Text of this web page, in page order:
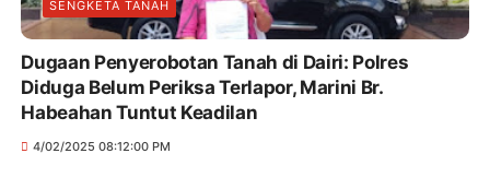
SENGKETA TANAH
Dugaan Penyerobotan Tanah di Dairi: Polres
Diduga Belum Periksa Terlapor, Marini Br.
Habeahan Tuntut Keadilan
4/02/2025 08:12:00 PM